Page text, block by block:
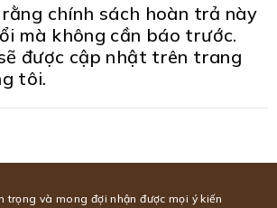
chính sách hoàn trả này
mà không cần báo trước.
được cập nhật trên trang
tôi.
trọng và mong đợi nhận được mọi ý kiến